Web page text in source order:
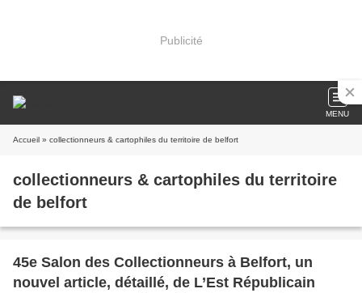
Publicité
MENU
Accueil » collectionneurs & cartophiles du territoire de belfort
collectionneurs & cartophiles du territoire
de belfort
45e Salon des Collectionneurs à Belfort, un
nouvel article, détaillé, de L’Est Républicain